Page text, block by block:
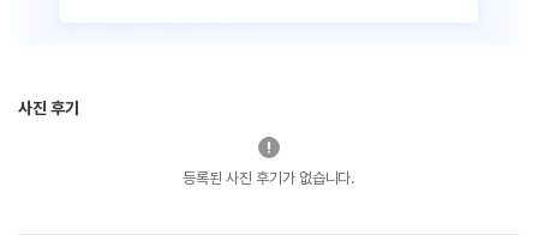
사진 후기
등록된 사진 후기가 없습니다.